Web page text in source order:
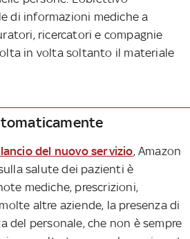
di informazioni mediche a
ricercatori e compagnie
in volta soltanto il materiale
del nuovo servizio, Amazon
salute dei pazienti è
mediche, prescrizioni,
altre aziende, la presenza di
personale, che non è sempre